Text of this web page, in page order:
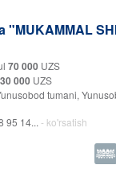
"MUKAMMAL
70 000 UZS
30 000 UZS
tumani,
95 14... - ko'rsatish